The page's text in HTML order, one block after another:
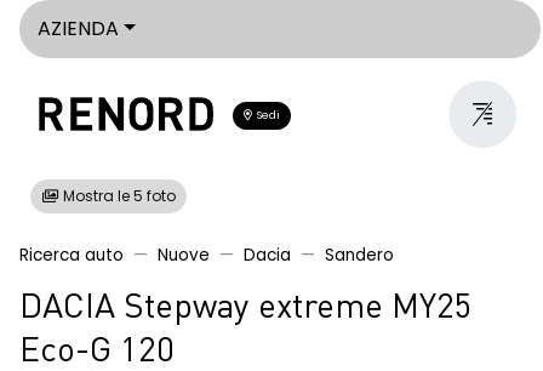
AZIENDA
Sedi
Mostra le 5 foto
Ricerca auto Nuove Dacia Sandero
DACIA Stepway extreme MY25
Eco-G 120